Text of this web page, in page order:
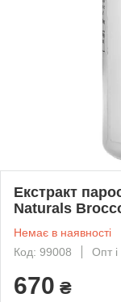
Екстракт
Naturals
Немає в наявності
Код: 99008
Опт і
670 ₴